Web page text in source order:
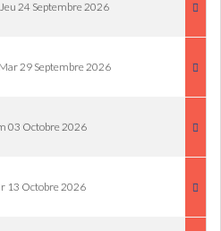
24 Septembre 2026
29 Septembre 2026
03 Octobre 2026
13 Octobre 2026